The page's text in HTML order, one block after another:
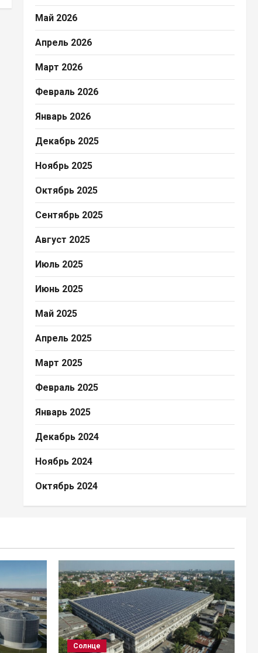
Май 2026
Апрель 2026
Март 2026
Февраль 2026
Январь 2026
Декабрь 2025
Ноябрь 2025
Октябрь 2025
Сентябрь 2025
Август 2025
Июль 2025
Июнь 2025
Май 2025
Апрель 2025
Март 2025
Февраль 2025
Январь 2025
Декабрь 2024
Ноябрь 2024
Октябрь 2024
Солнце